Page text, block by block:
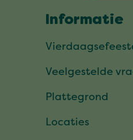
Informatie
Veelgestelde
Plattegrond
Locaties